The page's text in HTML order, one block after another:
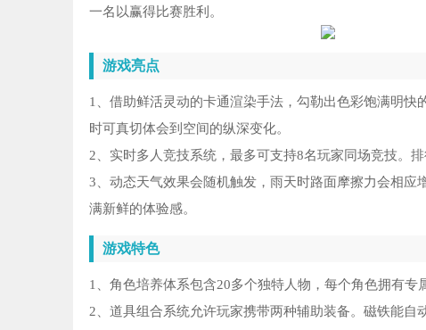
一名以赢得比赛胜利。
游戏亮点
1、借助鲜活灵动的卡通渲染手法，勾勒出色彩饱满明
时可真切体会到空间的纵深变化。
2、实时多人竞技系统，最多可支持8名玩家同场竞技。
3、动态天气效果会随机触发，雨天时路面摩擦力会相
满新鲜的体验感。
游戏特色
1、角色培养体系包含20多个独特人物，每个角色拥有专
2、道具组合系统允许玩家携带两种辅助装备。磁铁能自